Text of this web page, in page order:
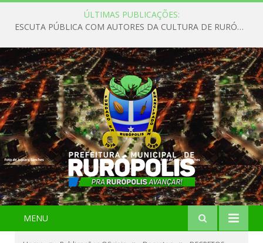
ÚLTIMAS PUBLICAÇÕES:
ESCUTA PÚBLICA COM AUTORES DA CULTURA DE RURÓPOLIS
MENU